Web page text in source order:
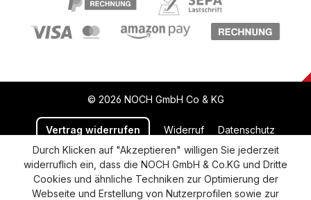
© 2026 NOCH GmbH Co & KG
Vertrag widerrufen Widerruf Datenschutz
Versand und Zahlung AGB
Impressum
Cookie-Einstellungen
Barrierefreiheitserklärung
Durch Klicken auf "Akzeptieren" willigen Sie jederzeit
widerruflich ein, dass die NOCH GmbH & Co.KG und Dritte
Cookies und ähnliche Techniken zur Optimierung der
Webseite und Erstellung von Nutzerprofilen sowie zur